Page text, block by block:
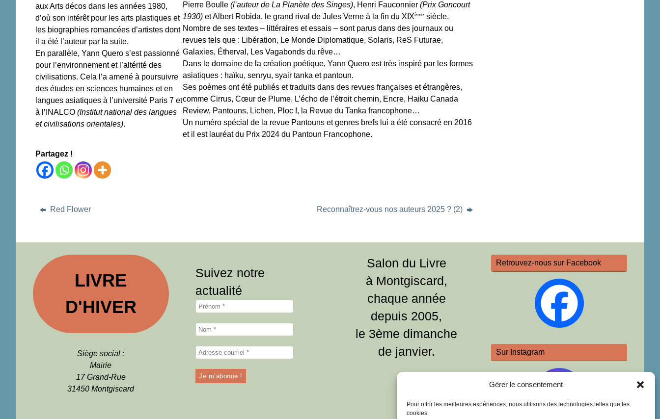
Gérer le consentement
Pour offrir les meilleures expériences, nous utilisons des technologies telles que les
cookies.
aux Arts décos dans les années 1980,
d’où son intérêt pour les arts plastiques et
les biographies romancées d’artistes dont
il a été l’auteur par la suite.
En parallèle, Yann Quero s’est passionné
pour l’environnement et l’altérité des
civilisations. Cela l’a amené à poursuivre
des études en sciences humaines et en
langues asiatiques à l’université Paris 7 et
à l’INALCO (Institut national des langues
et civilisations orientales).
Pierre Boulle (l’auteur de La Planète des Singes), Henri Fauconnier (Prix Goncourt
1930)et Albert Robida, le grand rival de Jules Verne à la fin du XIXème siècle.
Nombre de ses textes – littéraires et essais – sont parus dans des journaux ou
revues tels que : Libération, Le Monde Diplomatique, Solaris, ReS Futurae,
Galaxies, Étherval, Les Vagabonds du rêve…
Dans le domaine de la création poétique, Yann Quero est très inspiré par les formes
asiatiques : haïku, senryu, syair tanka et pantoun.
Ses poèmes ont été publiés et traduits dans des revues françaises et étrangères,
comme Cirrus, Cœur de Plume, L’écho de l’étroit chemin, Encre, Haiku Canada
Review, Pantouns, Lichen, Ploc !, la Revue du Tanka francophone…
Un numéro spécial de la revue Pantouns et genres brefs lui a été consacré en 2016
et il est lauréat du Prix 2024 du Pantoun Francophone.
Partagez !
Red Flower Reconnaîtrez-vous nos auteurs 2025 ? (2)
LIVRE
D'HIVER
Siège social :
Mairie
17 Grand-Rue
31450 Montgiscard
Suivez notre
actualité
Salon du Livre
à Montgiscard,
chaque année
depuis 2005,
le 3ème dimanche
de janvier.
Retrouvez-nous sur Facebook
Sur Instagram